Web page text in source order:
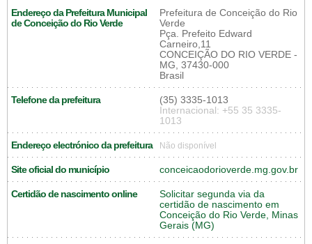
Endereço da Prefeitura Municipal
de Conceição do Rio Verde
Prefeitura de Conceição do Rio
Verde
Pça. Prefeito Edward
Carneiro,11
CONCEIÇÃO DO RIO VERDE -
MG, 37430-000
Brasil
Telefone da prefeitura
(35) 3335-1013
Internacional: +55 35 3335-
1013
Endereço electrónico da prefeitura Não disponível
Site oficial do município conceicaodorioverde.mg.gov.br
Certidão de nascimento online
Solicitar segunda via da
certidão de nascimento em
Conceição do Rio Verde, Minas
Gerais (MG)